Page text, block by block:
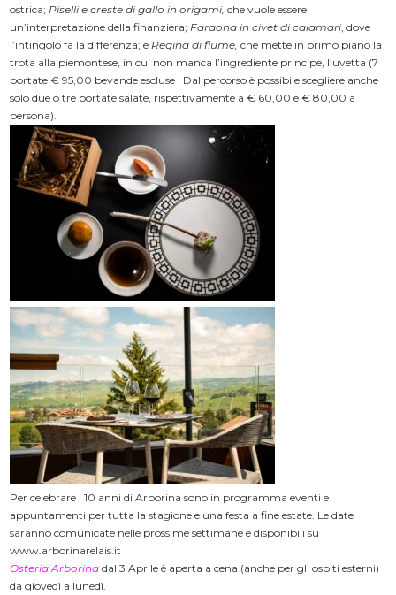
ostrica; Piselli e creste di gallo in origami, che vuole essere
un’interpretazione della finanziera; Faraona in civet di calamari , dove
l’intingolo fa la differenza; e Regina di fiume, che mette in primo piano la
trota alla piemontese, in cui non manca l’ingrediente principe, l’uvetta (7
portate € 95,00 bevande escluse | Dal percorso è possibile scegliere anche
solo due o tre portate salate, rispettivamente a € 60,00 e € 80,00 a
persona).
Per celebrare i 10 anni di Arborina sono in programma eventi e
appuntamenti per tutta la stagione e una festa a fine estate. Le date
saranno comunicate nelle prossime settimane e disponibili su
www.arborinarelais.it
Osteria Arborina dal 3 Aprile è aperta a cena (anche per gli ospiti esterni)
da giovedì a lunedì.